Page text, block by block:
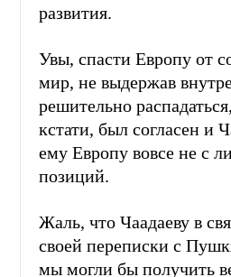
развития.
Увы, спасти Европу от
мир, не выдержав
решительно
кстати, был согласен и
ему Европу вовсе не с
позиций.
Жаль, что Чаадаеву в
своей переписки с
мы могли бы получить